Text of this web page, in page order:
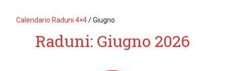
Calendario Raduni 4×4/Giugno
Raduni: Giugno 2026